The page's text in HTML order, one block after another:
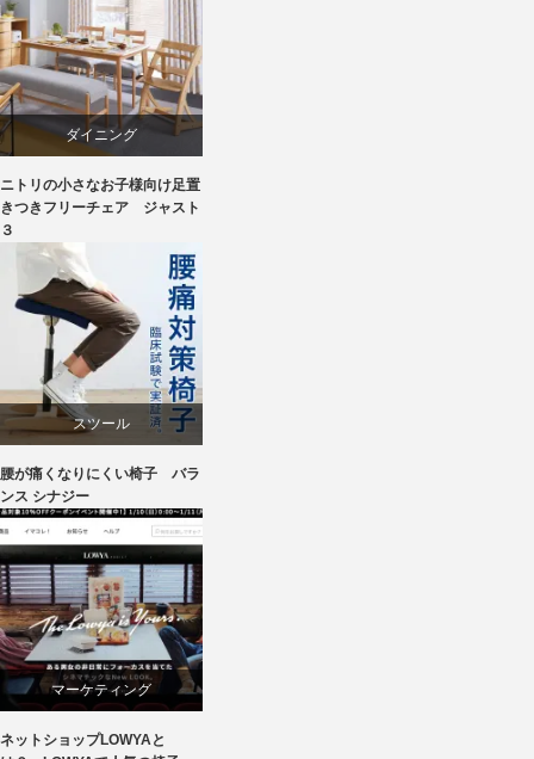
ダイニング
ニトリ
ラバー
成形合板
椅子
ニトリの小さなお子様向け足置
きつきフリーチェア ジャスト
３
スツール
ワークチェア
腰が痛くなりにくい椅子 バラ
ンス シナジー
マーケティング
ライフスタイル
ネットショップLOWYAと